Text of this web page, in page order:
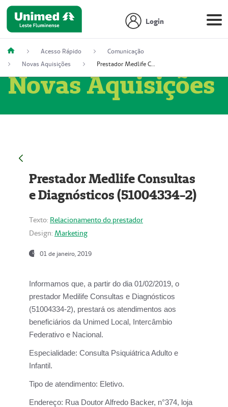
Login
Acesso Rápido
Comunicação
Novas Aquisições
Prestador Medlife Consultas e Diagnósticos (51004334-2)
Novas Aquisições
Prestador Medlife Consultas
e Diagnósticos (51004334-2)
Texto: Relacionamento do prestador
Design: Marketing
01 de janeiro, 2019
Informamos que, a partir do dia 01/02/2019, o
prestador Medilife Consultas e Diagnósticos
(51004334-2), prestará os atendimentos aos
beneficiários da Unimed Local, Intercâmbio
Federativo e Nacional.
Especialidade: Consulta Psiquiátrica Adulto e
Infantil.
Tipo de atendimento: Eletivo.
Endereço: Rua Doutor Alfredo Backer, n°374, loja